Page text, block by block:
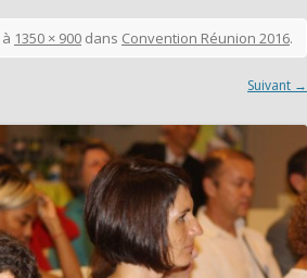
à 1350 × 900 dans Convention Réunion 2016.
Suivant →